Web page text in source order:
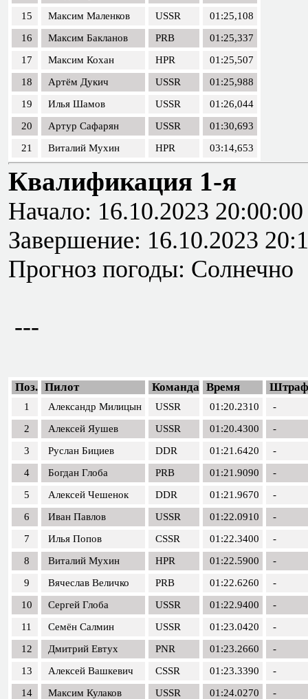
15
Максим Маленков USSR
01:25,108
16
Максим Бакланов PRB
01:25,337
17
Максим Кохан HPR
01:25,507
18
Артём Дукич USSR
01:25,988
19
Илья Шамов USSR
01:26,044
20
Артур Сафарян USSR
01:30,693
21
Виталий Мухин HPR 03:14,653
Квалификация 1-я
Начало: 16.10.2023 20:00:00
Завершение: 16.10.2023
Прогноз погоды: Солнечно
---
Поз. Пилот Команда Время Штраф
1 Александр Милицын USSR 01:20.2310
-
2
Алексей Яушев USSR 01:20.4300
-
3
Руслан Бициев DDR 01:21.6420
-
4
Богдан Глоба PRB 01:21.9090
-
5
Алексей Чешенок DDR 01:21.9670
-
6
Иван Павлов USSR 01:22.0910
-
7
Илья Попов CSSR 01:22.3400
-
8
Виталий Мухин HPR 01:22.5900
-
9
Вячеслав Величко PRB 01:22.6260
-
10
Сергей Глоба USSR 01:22.9400
-
11
Семён Салмин USSR 01:23.0420
-
12
Дмитрий Евтух PNR 01:23.2660
-
13
Алексей Вашкевич CSSR 01:23.3390
-
14
Максим Кулаков USSR 01:24.0270
-